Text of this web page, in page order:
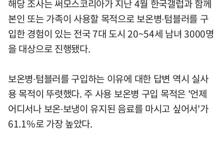
해당 조사는 써모스코리아가 지난 4월 한국갤럽과 함께
본인 또는 가족이 사용할 목적으로 보온병∙텀블러를 구
입한 경험이 있는 전국 7대 도시 20~54세 남녀 3000명
을 대상으로 진행됐다.
보온병∙텀블러를 구입하는 이유에 대한 답변 역시 실사
용 목적이 뚜렷했다. 주 사용 보온병 구입 목적은 '언제
어디서나 보온∙보냉이 유지된 음료를 마시고 싶어서'가
61.1%로 가장 높았다.